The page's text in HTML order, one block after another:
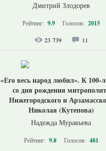
Дмитрий Злодорев
Рейтинг: 9.9 Голосов: 2015
23 739 11
«Его весь народ любил». К 100-
со дня рождения
Нижегородского и
Николая (Кутепова)
Надежда Муравьева
Рейтинг: 9.8 Голосов: 481